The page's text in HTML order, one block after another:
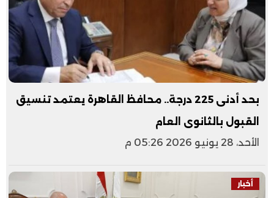
بحد أدنى 225 درجة.. ​محافظ القاهرة يعتمد تنسيق
القبول بالثانوى العام
الأحد، 28 يونيو 2026 05:26 م
أخبار